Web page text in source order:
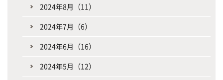
2024年8月（11）
2024年7月（6）
2024年6月（16）
2024年5月（12）